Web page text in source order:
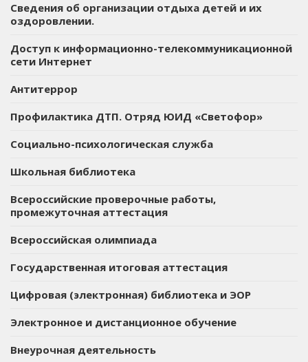
Сведения об организации отдыха детей и их
оздоровлении.
Доступ к информационно-телекоммуникационной
сети Интернет
Антитеррор
Профилактика ДТП. Отряд ЮИД «Светофор»
Социально-психологическая служба
Школьная библиотека
Всероссийские проверочные работы,
промежуточная аттестация
Всероссийская олимпиада
Государственная итоговая аттестация
Цифровая (электронная) библиотека и ЭОР
Электронное и дистанционное обучение
Внеурочная деятельность